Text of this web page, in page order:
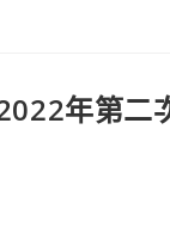
年第二